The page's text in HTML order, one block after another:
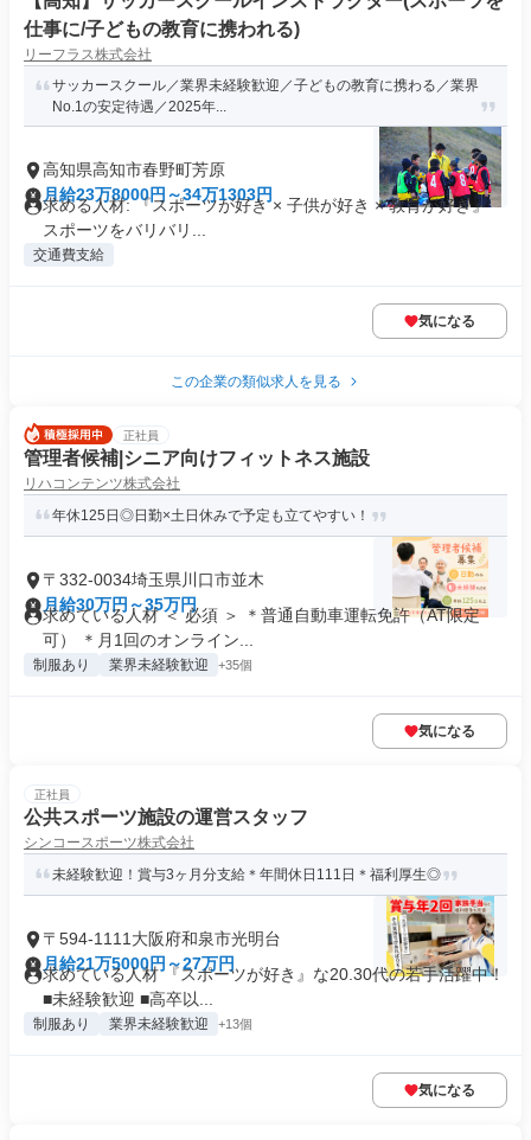
仕事に/子どもの教育に携われる)
リーフラス株式会社
サッカースクール／業界未経験歓迎／子どもの教育に携わる／業界
No.1の安定待遇／2025年...
高知県高知市春野町芳原
月給23万8000円～34万1303円
求める人材: 『スポーツが好き × 子供が好き × 教育が好き』
スポーツをバリバリ...
交通費支給
気になる
この企業の類似求人を見る
正社員
管理者候補|シニア向けフィットネス施設
リハコンテンツ株式会社
年休125日◎日勤×土日休みで予定も立てやすい！
〒332-0034埼玉県川口市並木
月給30万円～35万円
求めている人材 ＜ 必須 ＞ ＊普通自動車運転免許（AT限定
可） ＊月1回のオンライン...
制服あり 業界未経験歓迎 +35個
気になる
正社員
公共スポーツ施設の運営スタッフ
シンコースポーツ株式会社
未経験歓迎！賞与3ヶ月分支給＊年間休日111日＊福利厚生◎
〒594-1111大阪府和泉市光明台
月給21万5000円～27万円
求めている人材 『スポーツが好き』な20.30代の若手活躍中！
■未経験歓迎 ■高卒以...
制服あり 業界未経験歓迎 +13個
気になる